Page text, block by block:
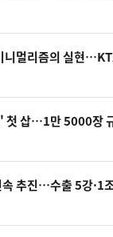
니멀리즘의 실현
첫 삽…1만 5000장
추진…수출 5강·1